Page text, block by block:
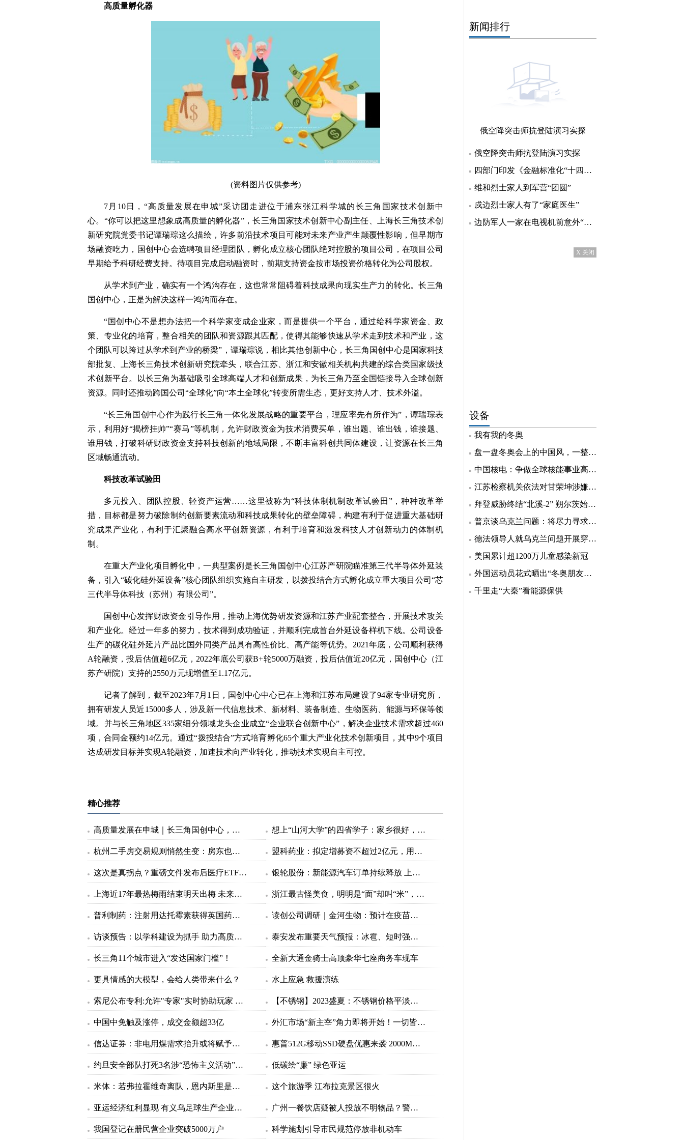
高质量孵化器
(资料图片仅供参考)
7月10日，“高质量发展在申城”采访团走进位于浦东张江科学城的长三角国家技术创新中
心。“你可以把这里想象成高质量的孵化器”，长三角国家技术创新中心副主任、上海长三角技术创
新研究院党委书记谭瑞琮这么描绘，许多前沿技术项目可能对未来产业产生颠覆性影响，但早期市
场融资吃力，国创中心会选聘项目经理团队，孵化成立核心团队绝对控股的项目公司，在项目公司
早期给予科研经费支持。待项目完成启动融资时，前期支持资金按市场投资价格转化为公司股权。
从学术到产业，确实有一个鸿沟存在，这也常常阻碍着科技成果向现实生产力的转化。长三角
国创中心，正是为解决这样一鸿沟而存在。
“国创中心不是想办法把一个科学家变成企业家，而是提供一个平台，通过给科学家资金、政
策、专业化的培育，整合相关的团队和资源跟其匹配，使得其能够快速从学术走到技术和产业，这
个团队可以跨过从学术到产业的桥梁”，谭瑞琮说，相比其他创新中心，长三角国创中心是国家科技
部批复、上海长三角技术创新研究院牵头，联合江苏、浙江和安徽相关机构共建的综合类国家级技
术创新平台。以长三角为基础吸引全球高端人才和创新成果，为长三角乃至全国链接导入全球创新
资源。同时还推动跨国公司“全球化”向“本土全球化”转变所需生态，更好支持人才、技术外溢。
“长三角国创中心作为践行长三角一体化发展战略的重要平台，理应率先有所作为”，谭瑞琮表
示，利用好“揭榜挂帅”“赛马”等机制，允许财政资金为技术消费买单，谁出题、谁出钱，谁接题、
谁用钱，打破科研财政资金支持科技创新的地域局限，不断丰富科创共同体建设，让资源在长三角
区域畅通流动。
科技改革试验田
多元投入、团队控股、轻资产运营……这里被称为“科技体制机制改革试验田”，种种改革举
措，目标都是努力破除制约创新要素流动和科技成果转化的壁垒障碍，构建有利于促进重大基础研
究成果产业化，有利于汇聚融合高水平创新资源，有利于培育和激发科技人才创新动力的体制机
制。
在重大产业化项目孵化中，一典型案例是长三角国创中心江苏产研院瞄准第三代半导体外延装
备，引入“碳化硅外延设备”核心团队组织实施自主研发，以拨投结合方式孵化成立重大项目公司“芯
三代半导体科技（苏州）有限公司”。
国创中心发挥财政资金引导作用，推动上海优势研发资源和江苏产业配套整合，开展技术攻关
和产业化。经过一年多的努力，技术得到成功验证，并顺利完成首台外延设备样机下线。公司设备
生产的碳化硅外延片产品比国外同类产品具有高性价比、高产能等优势。2021年底，公司顺利获得
A轮融资，投后估值超6亿元，2022年底公司获B+轮5000万融资，投后估值近20亿元，国创中心（江
苏产研院）支持的2550万元现增值至1.17亿元。
记者了解到，截至2023年7月1日，国创中心中心已在上海和江苏布局建设了94家专业研究所，
拥有研发人员近15000多人，涉及新一代信息技术、新材料、装备制造、生物医药、能源与环保等领
域。并与长三角地区335家细分领域龙头企业成立“企业联合创新中心”，解决企业技术需求超过460
项，合同金额约14亿元。通过“拨投结合”方式培育孵化65个重大产业化技术创新项目，其中9个项目
达成研发目标并实现A轮融资，加速技术向产业转化，推动技术实现自主可控。
精心推荐
高质量发展在申城｜长三角国创中心，是“孵化器”，也是“试验田” 想上“山河大学”的四省学子：家乡很好，但我不得不走
杭州二手房交易规则悄然生变：房东也开始承担中介费和税费 盟科药业：拟定增募资不超过2亿元，用于新药研发项目。
这次是真拐点？重磅文件发布后医疗ETF（512170）止跌上行，中报行情蠢蠢欲动，结合业绩预期关注三条主线 银轮股份：新能源汽车订单持续释放 上半年归母净利润同比预增112.93%-128.14%
上海近17年最热梅雨结束明天出梅 未来十天最高气温37℃ 浙江最古怪美食，明明是“面”却叫“米”，北方人看了觉得不服气
普利制药：注射用达托霉素获得英国药品和健康产品管理局（MHRA）上市许可 读创公司调研｜金河生物：预计在疫苗方面会有更多的融资计划
访谈预告：以学科建设为抓手 助力高质量发展 泰安发布重要天气预报：冰雹、短时强降水、8～10级雷雨大风！
长三角11个城市进入“发达国家门槛”！ 全新大通金骑士高顶豪华七座商务车现车
更具情感的大模型，会给人类带来什么？ 水上应急 救援演练
索尼公布专利:允许"专家"实时协助玩家 解决卡关问题 【不锈钢】2023盛夏：不锈钢价格平淡，不锈钢应用扩张
中国中免触及涨停，成交金额超33亿 外汇市场“新主宰”角力即将开始！一切皆因美联储？
信达证券：非电用煤需求抬升或将赋予煤炭市场边际向上动力，有望支撑煤价趋稳走强 惠普512G移动SSD硬盘优惠来袭 2000MB/s超高读写速度
约旦安全部队打死3名涉“恐怖主义活动”被通缉人员 低碳绘“廉” 绿色亚运
米体：若弗拉霍维奇离队，恩内斯里是尤文引援的选择之一 这个旅游季 江布拉克景区很火
亚运经济红利显现 有义乌足球生产企业订单排到10月 广州一餐饮店疑被人投放不明物品？警方通报
我国登记在册民营企业突破5000万户 科学施划引导市民规范停放非机动车
新闻排行
俄空降突击师抗登陆演习实探
俄空降突击师抗登陆演习实探
四部门印发《金融标准化“十四五”发展规划》 明确七方
维和烈士家人到军营“团圆”
戍边烈士家人有了“家庭医生”
边防军人一家在电视机前意外“团聚”
X 关闭
设备
我有我的冬奥
盘一盘冬奥会上的中国风，一整个自豪住了！
中国核电：争做全球核能事业高质量发展的引领者
江苏检察机关依法对甘荣坤涉嫌受贿案提起公诉
拜登威胁终结“北溪-2” 朔尔茨始终没松口
普京谈乌克兰问题：将尽力寻求各方都接受的折中方案
德法领导人就乌克兰问题开展穿梭外交
美国累计超1200万儿童感染新冠
外国运动员花式晒出“冬奥朋友圈”，老有爱了
千里走“大秦”看能源保供